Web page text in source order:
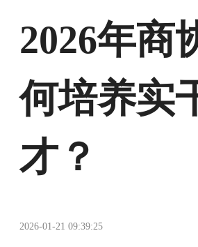
2026年商
何培养实
才？
2026-01-21 09:39:25